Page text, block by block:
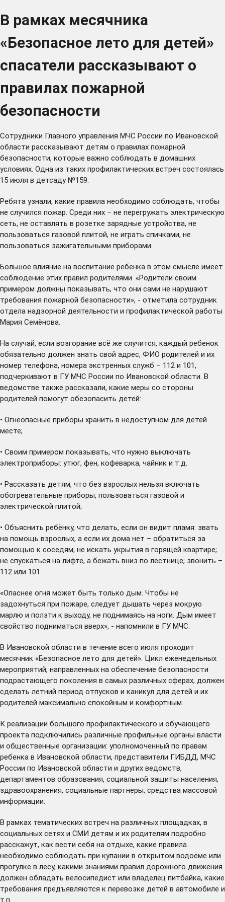
В рамках месячника
«Безопасное лето для детей»
спасатели рассказывают о
правилах пожарной
безопасности
Сотрудники Главного управления МЧС России по Ивановской
области рассказывают детям о правилах пожарной
безопасности, которые важно соблюдать в домашних
условиях. Одна из таких профилактических встреч состоялась
15 июля в детсаду №159.
Ребята узнали, какие правила необходимо соблюдать, чтобы
не случился пожар. Среди них – не перегружать электрическую
сеть, не оставлять в розетке зарядные устройства, не
пользоваться газовой плитой, не играть спичками, не
пользоваться зажигательными приборами.
Большое влияние на воспитание ребенка в этом смысле имеет
соблюдение этих правил родителями. «Родители своим
примером должны показывать, что они сами не нарушают
требования пожарной безопасности», - отметила сотрудник
отдела надзорной деятельности и профилактической работы
Мария Семёнова.
На случай, если возгорание всё же случится, каждый ребенок
обязательно должен знать свой адрес, ФИО родителей и их
номер телефона, номера экстренных служб – 112 и 101,
подчеркивают в ГУ МЧС России по Ивановской области. В
ведомстве также рассказали, какие меры со стороны
родителей помогут обезопасить детей:
• Огнеопасные приборы хранить в недоступном для детей
месте;
• Своим примером показывать, что нужно выключать
электроприборы: утюг, фен, кофеварка, чайник и т.д.
• Рассказать детям, что без взрослых нельзя включать
обогревательные приборы, пользоваться газовой и
электрической плитой;
• Объяснить ребёнку, что делать, если он видит пламя: звать
на помощь взрослых, а если их дома нет – обратиться за
помощью к соседям; не искать укрытия в горящей квартире;
не спускаться на лифте, а бежать вниз по лестнице; звонить –
112 или 101.
«Опаснее огня может быть только дым. Чтобы не
задохнуться при пожаре, следует дышать через мокрую
марлю и ползти к выходу, не поднимаясь на ноги. Дым имеет
свойство подниматься вверх», - напомнили в ГУ МЧС.
В Ивановской области в течение всего июля проходит
месячник «Безопасное лето для детей». Цикл еженедельных
мероприятий, направленных на обеспечение безопасности
подрастающего поколения в самых различных сферах, должен
сделать летний период отпусков и каникул для детей и их
родителей максимально спокойным и комфортным.
К реализации большого профилактического и обучающего
проекта подключились различные профильные органы власти
и общественные организации: уполномоченный по правам
ребенка в Ивановской области, представители ГИБДД, МЧС
России по Ивановской области и других ведомств,
департаментов образования, социальной защиты населения,
здравоохранения, социальные партнеры, средства массовой
информации.
В рамках тематических встреч на различных площадках, в
социальных сетях и СМИ детям и их родителям подробно
расскажут, как вести себя на отдыхе, какие правила
необходимо соблюдать при купании в открытом водоёме или
прогулке в лесу, какими знаниями правил дорожного движения
должен обладать велосипедист или владелец питбайка, какие
требования предъявляются к перевозке детей в автомобиле и
т.п.